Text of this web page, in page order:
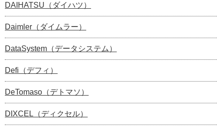
DAIHATSU（ダイハツ）
Daimler（ダイムラー）
DataSystem（データシステム）
Defi（デフィ）
DeTomaso（デトマソ）
DIXCEL（ディクセル）